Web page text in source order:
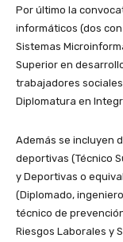
Por último la
informáticos (dos
Sistemas
Superior en
trabajadores
Diplomatura en
Además se incluyen
deportivas (Técnico
y Deportivas o
(Diplomado,
técnico de
Riesgos Laborales y